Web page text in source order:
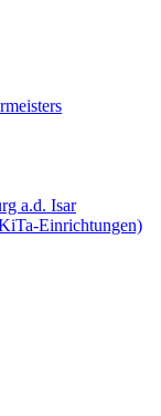
a.d. Isar
Einrichtungen)